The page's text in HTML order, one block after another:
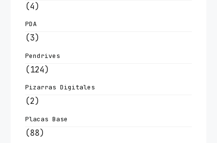
(4)
PDA
(3)
Pendrives
(124)
Pizarras Digitales
(2)
Placas Base
(88)